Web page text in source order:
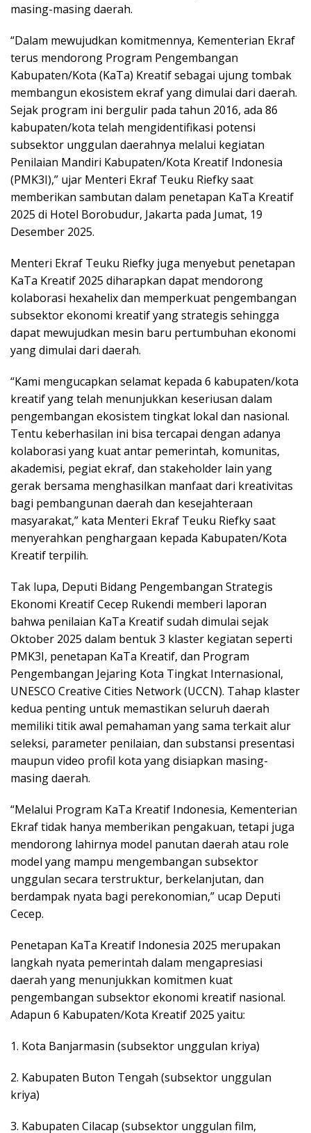
masing-masing daerah.
“Dalam mewujudkan komitmennya, Kementerian Ekraf
terus mendorong Program Pengembangan
Kabupaten/Kota (KaTa) Kreatif sebagai ujung tombak
membangun ekosistem ekraf yang dimulai dari daerah.
Sejak program ini bergulir pada tahun 2016, ada 86
kabupaten/kota telah mengidentifikasi potensi
subsektor unggulan daerahnya melalui kegiatan
Penilaian Mandiri Kabupaten/Kota Kreatif Indonesia
(PMK3I),” ujar Menteri Ekraf Teuku Riefky saat
memberikan sambutan dalam penetapan KaTa Kreatif
2025 di Hotel Borobudur, Jakarta pada Jumat, 19
Desember 2025.
Menteri Ekraf Teuku Riefky juga menyebut penetapan
KaTa Kreatif 2025 diharapkan dapat mendorong
kolaborasi hexahelix dan memperkuat pengembangan
subsektor ekonomi kreatif yang strategis sehingga
dapat mewujudkan mesin baru pertumbuhan ekonomi
yang dimulai dari daerah.
“Kami mengucapkan selamat kepada 6 kabupaten/kota
kreatif yang telah menunjukkan keseriusan dalam
pengembangan ekosistem tingkat lokal dan nasional.
Tentu keberhasilan ini bisa tercapai dengan adanya
kolaborasi yang kuat antar pemerintah, komunitas,
akademisi, pegiat ekraf, dan stakeholder lain yang
gerak bersama menghasilkan manfaat dari kreativitas
bagi pembangunan daerah dan kesejahteraan
masyarakat,” kata Menteri Ekraf Teuku Riefky saat
menyerahkan penghargaan kepada Kabupaten/Kota
Kreatif terpilih.
Tak lupa, Deputi Bidang Pengembangan Strategis
Ekonomi Kreatif Cecep Rukendi memberi laporan
bahwa penilaian KaTa Kreatif sudah dimulai sejak
Oktober 2025 dalam bentuk 3 klaster kegiatan seperti
PMK3I, penetapan KaTa Kreatif, dan Program
Pengembangan Jejaring Kota Tingkat Internasional,
UNESCO Creative Cities Network (UCCN). Tahap klaster
kedua penting untuk memastikan seluruh daerah
memiliki titik awal pemahaman yang sama terkait alur
seleksi, parameter penilaian, dan substansi presentasi
maupun video profil kota yang disiapkan masing-
masing daerah.
“Melalui Program KaTa Kreatif Indonesia, Kementerian
Ekraf tidak hanya memberikan pengakuan, tetapi juga
mendorong lahirnya model panutan daerah atau role
model yang mampu mengembangan subsektor
unggulan secara terstruktur, berkelanjutan, dan
berdampak nyata bagi perekonomian,” ucap Deputi
Cecep.
Penetapan KaTa Kreatif Indonesia 2025 merupakan
langkah nyata pemerintah dalam mengapresiasi
daerah yang menunjukkan komitmen kuat
pengembangan subsektor ekonomi kreatif nasional.
Adapun 6 Kabupaten/Kota Kreatif 2025 yaitu:
1. Kota Banjarmasin (subsektor unggulan kriya)
2. Kabupaten Buton Tengah (subsektor unggulan
kriya)
3. Kabupaten Cilacap (subsektor unggulan film,